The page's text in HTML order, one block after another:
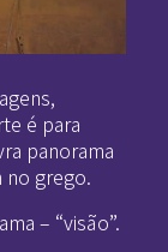
é para
panorama
no grego.
– “visão”.